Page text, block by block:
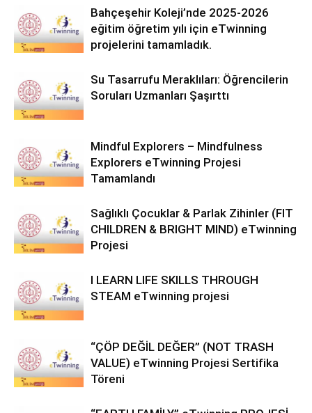
Bahçeşehir Koleji’nde 2025-2026
eğitim öğretim yılı için eTwinning
projelerini tamamladık.
Su Tasarrufu Meraklıları: Öğrencilerin
Soruları Uzmanları Şaşırttı
Mindful Explorers – Mindfulness
Explorers eTwinning Projesi
Tamamlandı
Sağlıklı Çocuklar & Parlak Zihinler (FIT
CHILDREN & BRIGHT MIND) eTwinning
Projesi
I LEARN LIFE SKILLS THROUGH
STEAM eTwinning projesi
“ÇÖP DEĞİL DEĞER” (NOT TRASH
VALUE) eTwinning Projesi Sertifika
Töreni